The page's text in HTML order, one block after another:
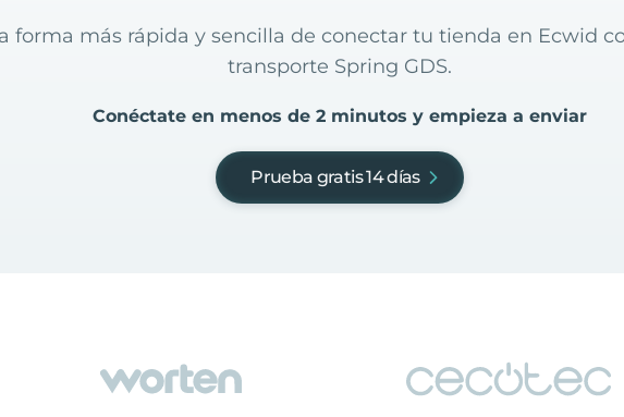
forma más rápida y sencilla de conectar tu tienda en Ecwid
transporte Spring GDS.
Conéctate en menos de 2 minutos y empieza a enviar
Prueba gratis 14 días